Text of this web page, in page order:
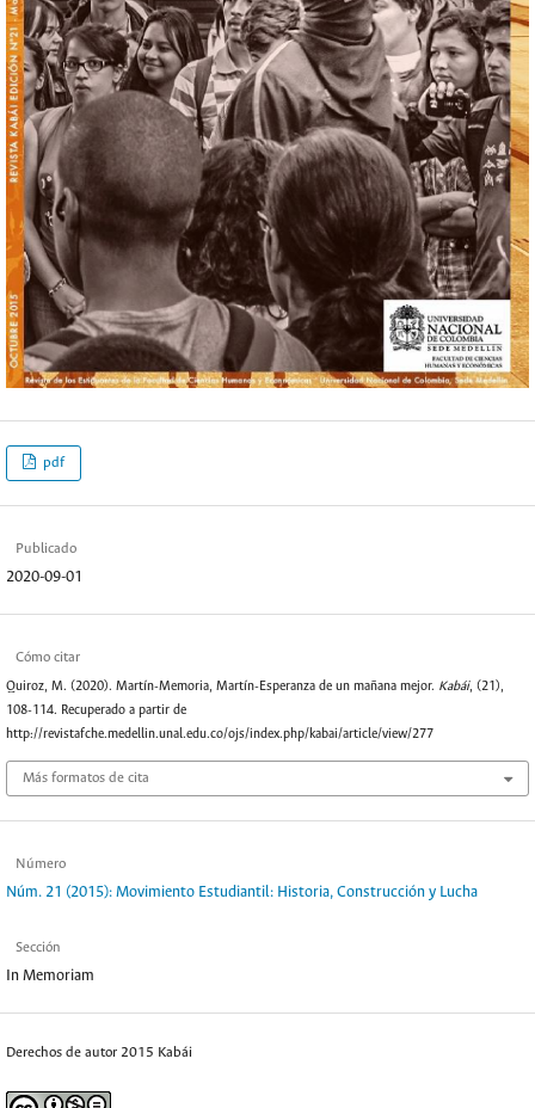
pdf
Publicado
2020-09-01
Cómo citar
Quiroz, M. (2020). Martín-Memoria, Martín-Esperanza de un mañana mejor. Kabái, (21),
108-114. Recuperado a partir de
http://revistafche.medellin.unal.edu.co/ojs/index.php/kabai/article/view/277
Más formatos de cita
Número
Núm. 21 (2015): Movimiento Estudiantil: Historia, Construcción y Lucha
Sección
In Memoriam
Derechos de autor 2015 Kabái